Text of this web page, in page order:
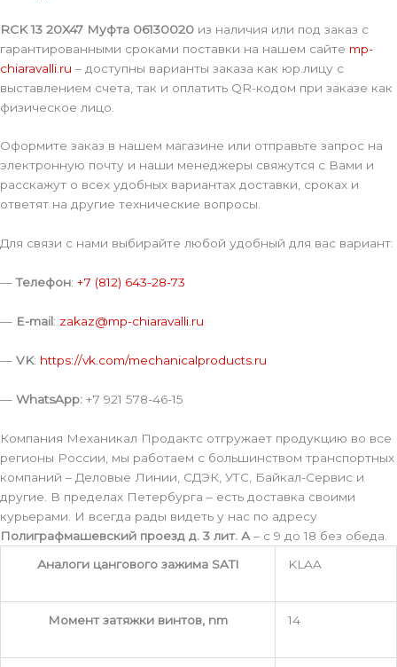
RCK 13 20X47 Муфта 06130020 из наличия или под заказ с
гарантированными сроками поставки на нашем сайте mp-
chiaravalli.ru – доступны варианты заказа как юр.лицу с
выставлением счета, так и оплатить QR-кодом при заказе как
физическое лицо.
Оформите заказ в нашем магазине или отправьте запрос на
электронную почту и наши менеджеры свяжутся с Вами и
расскажут о всех удобных вариантах доставки, сроках и
ответят на другие технические вопросы.
Для связи с нами выбирайте любой удобный для вас вариант:
—Телефон: +7 (812) 643-28-73
— E-mail: zakaz@mp-chiaravalli.ru
— VK: https://vk.com/mechanicalproducts.ru
— WhatsApp: +7 921 578-46-15
Компания Механикал Продактс отгружает продукцию во все
регионы России, мы работаем с большинством транспортных
компаний – Деловые Линии, СДЭК, УТС, Байкал-Сервис и
другие. В пределах Петербурга – есть доставка своими
курьерами. И всегда рады видеть у нас по адресу
Полиграфмашевский проезд д. 3 лит. А – с 9 до 18 без обеда.
Аналоги цангового зажима SATI
KLAA
Момент затяжки винтов, nm 14